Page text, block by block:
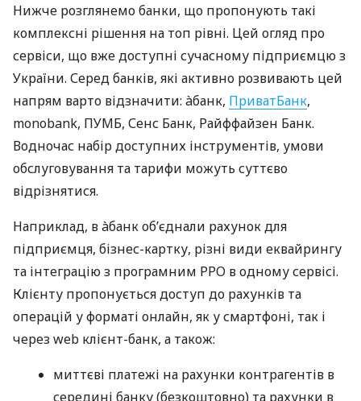
Нижче розглянемо банки, що пропонують такі
комплексні рішення на топ рівні. Цей огляд про
сервіси, що вже доступні сучасному підприємцю з
України. Серед банків, які активно розвивають цей
напрям варто відзначити: àбанк, ПриватБанк,
monobank, ПУМБ, Сенс Банк, Райффайзен Банк.
Водночас набір доступних інструментів, умови
обслуговування та тарифи можуть суттєво
відрізнятися.
Наприклад, в àбанк об’єднали рахунок для
підприємця, бізнес-картку, різні види еквайрингу
та інтеграцію з програмним РРО в одному сервісі.
Клієнту пропонується доступ до рахунків та
операцій у форматі онлайн, як у смартфоні, так і
через web клієнт-банк, а також:
миттєві платежі на рахунки контрагентів в
середині банку (безкоштовно) та рахунки в